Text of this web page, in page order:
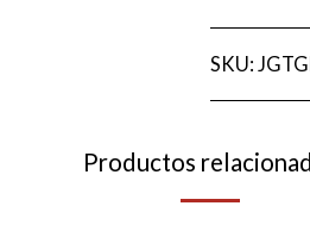
SKU:
Productos